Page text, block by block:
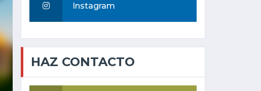
Instagram
HAZ CONTACTO